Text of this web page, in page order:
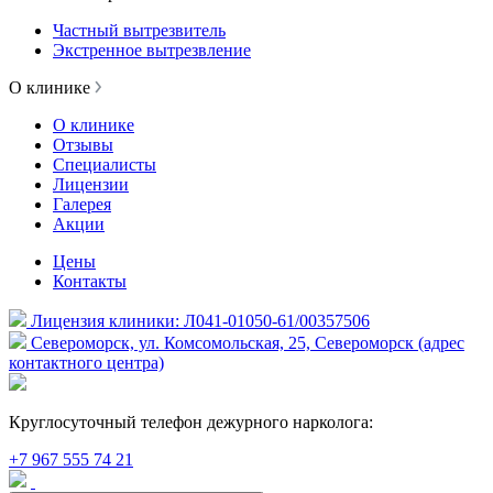
Частный вытрезвитель
Экстренное вытрезвление
О клинике
О клинике
Отзывы
Специалисты
Лицензии
Галерея
Акции
Цены
Контакты
Лицензия клиники: Л041-01050-61/00357506
Североморск, ул. Комсомольская, 25, Североморск (адрес
контактного центра)
Круглосуточный телефон дежурного нарколога:
+7 967 555 74 21